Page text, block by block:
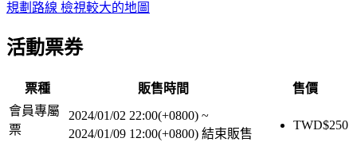
規劃路線 檢視較大的地圖
活動票券
票種 販售時間
售價
會員專屬
票
2024/01/02 22:00(+0800) ~
2024/01/09 12:00(+0800) 結束販售
TWD$250